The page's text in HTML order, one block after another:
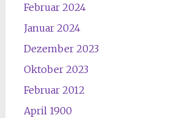
Februar 2024
Januar 2024
Dezember 2023
Oktober 2023
Februar 2012
April 1900